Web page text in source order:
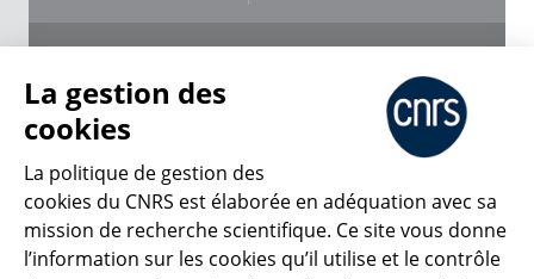
CNRS Le Mag
La gestion des
cookies
La politique de gestion des
cookies du CNRS est élaborée en adéquation avec sa
mission de recherche scientifique. Ce site vous donne
l’information sur les cookies qu’il utilise et le contrôle